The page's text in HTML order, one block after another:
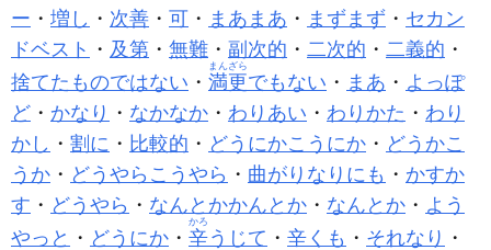
ー ・ 増し ・ 次善 ・ 可 ・ まあまあ ・ まずまず ・ セカン
ドベスト ・ 及第 ・ 無難 ・ 副次的 ・ 二次的 ・ 二義的 ・
捨てたものではない ・ 満更
まんざら
でもない ・ まあ ・ よっぽ
ど ・ かなり ・ なかなか ・ わりあい ・ わりかた ・ わり
かし ・ 割に ・ 比較的 ・ どうにかこうにか ・ どうかこ
うか ・ どうやらこうやら ・ 曲がりなりにも ・ かすか
す ・ どうやら ・ なんとかかんとか ・ なんとか ・ よう
やっと ・ どうにか ・ 辛
かろ
うじて ・ 辛くも ・ それなり ・